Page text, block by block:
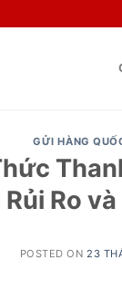
GỬI HÀNG
Rủi Ro
POSTED ON 23